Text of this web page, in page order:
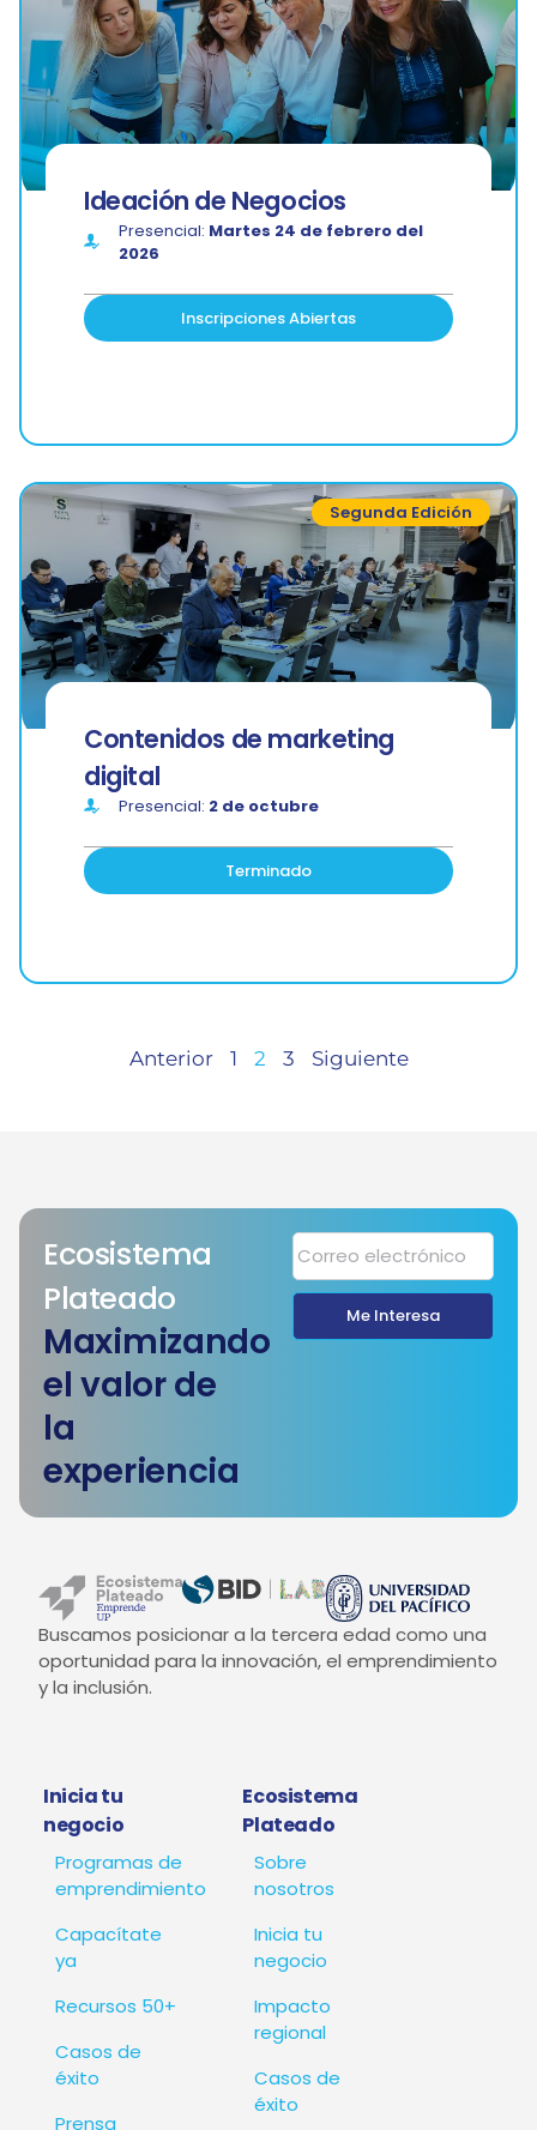
Ideación de Negocios
Presencial: Martes 24 de febrero del
2026
Inscripciones Abiertas
Segunda Edición
Contenidos de marketing
digital
Presencial: 2 de octubre
Terminado
Anterior 1 2 3 Siguiente
Ecosistema
Plateado
Maximizando
el valor de
la
experiencia
Me Interesa
Buscamos posicionar a la tercera edad como una
oportunidad para la innovación, el emprendimiento
y la inclusión.
Inicia tu
negocio
Programas de
emprendimiento
Capacítate
ya
Recursos 50+
Casos de
éxito
Prensa
Ecosistema
Plateado
Sobre
nosotros
Inicia tu
negocio
Impacto
regional
Casos de
éxito